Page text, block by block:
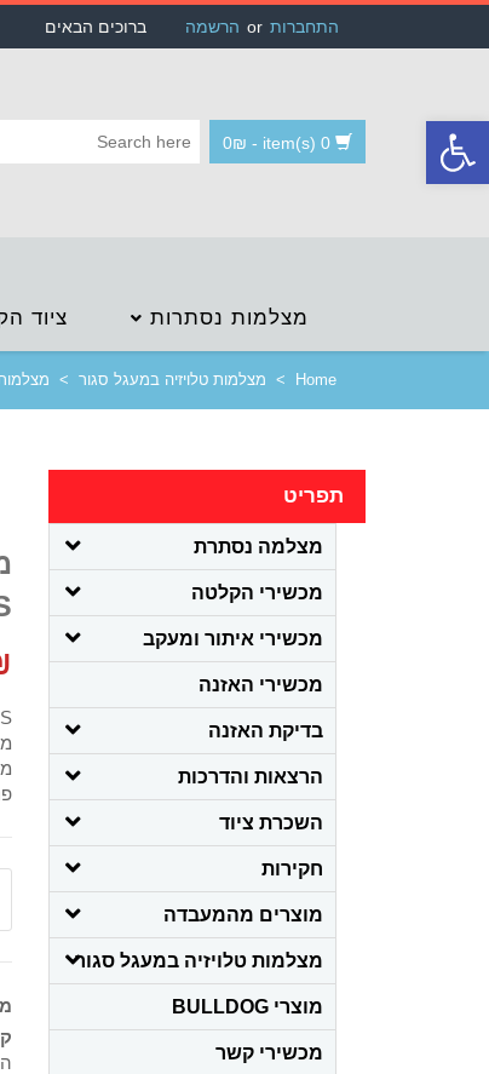
ברוכים הבאים התחברות הרשמה
0 item(s)
-
0₪
מצלמות נסתרות ציוד
Home
> מצלמות טלויזיה במעגל סגור >
תפריט
מצלמה נסתרת
מכשירי הקלטה
מכשירי איתור ומעקב
מכשירי האזנה
בדיקת האזנה
הרצאות והדרכות
השכרת ציוד
חקירות
מוצרים מהמעבדה
מצלמות טלויזיה במעגל סגור
מוצרי BULLDOG
מכשירי קשר
סרגל
נגישות